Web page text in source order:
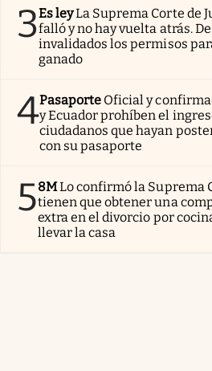
3Es leyLa Suprema Corte de
falló y no hay vuelta atrás.
invalidados los permisos
ganado
4Pasaporte Oficial y
y Ecuador prohíben el
ciudadanos que hayan
con su pasaporte
58MLo confirmó la Suprema
tienen que obtener una
extra en el divorcio por
llevar la casa